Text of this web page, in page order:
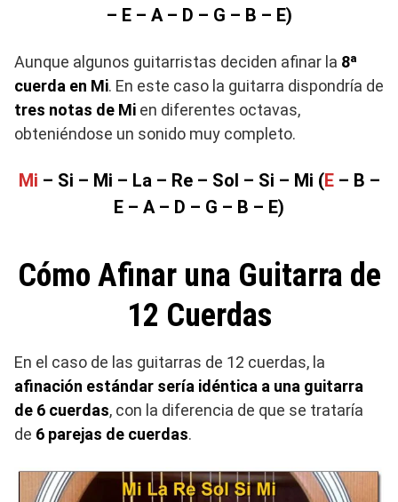
– E – A – D – G – B – E)
Aunque algunos guitarristas deciden afinar la 8ª
cuerda en Mi. En este caso la guitarra dispondría de
tres notas de Mi en diferentes octavas,
obteniéndose un sonido muy completo.
Mi – Si – Mi – La – Re – Sol – Si – Mi (E– B –
E – A – D – G – B – E)
Cómo Afinar una Guitarra de
12 Cuerdas
En el caso de las guitarras de 12 cuerdas, la
afinación estándar sería idéntica a una guitarra
de 6 cuerdas, con la diferencia de que se trataría
de 6 parejas de cuerdas.